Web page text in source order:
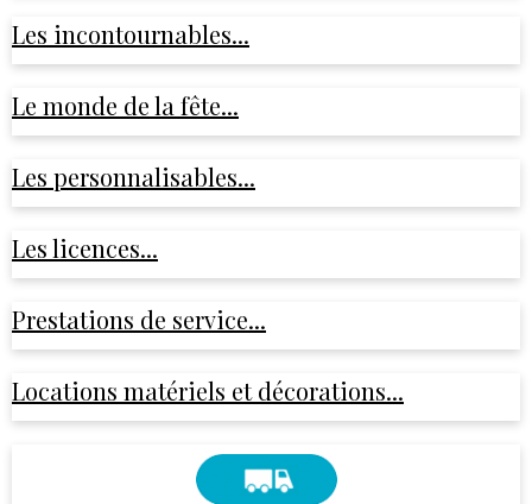
Les incontournables...
Le monde de la fête...
Les personnalisables...
Les licences...
Prestations de service...
Locations matériels et décorations...